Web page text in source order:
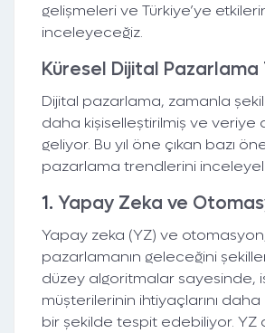
gelişmeleri ve Türkiye’ye
inceleyeceğiz.
Küresel Dijital
Dijital pazarlama, zamanla
daha kişiselleştirilmiş ve veriye
geliyor. Bu yıl öne çıkan bazı
pazarlama trendlerini
1. Yapay Zeka ve
Yapay zeka (YZ) ve
pazarlamanın geleceğini
düzey algoritmalar sayesinde,
müşterilerinin ihtiyaçlarını daha
bir şekilde tespit edebiliyor. YZ